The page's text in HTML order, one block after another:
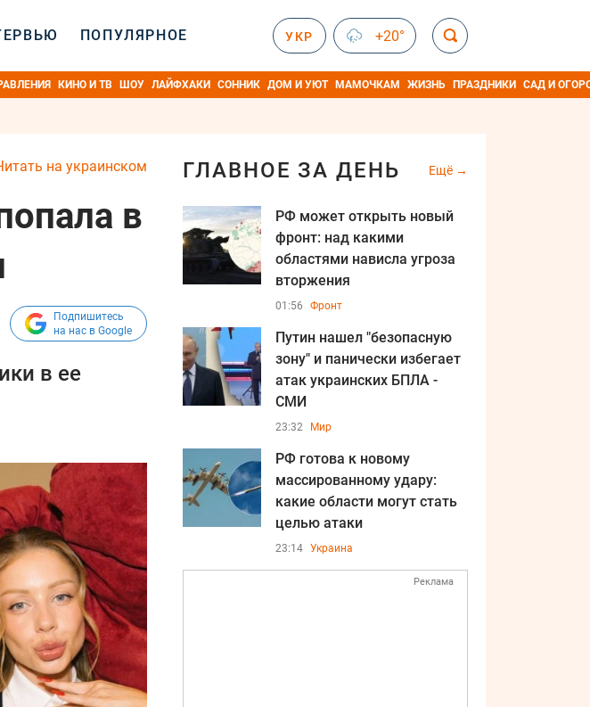
ПОПУЛЯРНОЕ УКР +20°
КИНО И ТВ ШОУ ЛАЙФХАКИ СОННИК ДОМ И УЮТ МАМОЧКАМ ЖИЗНЬ ПРАЗДНИКИ САД И
на украинском
в
Подпишитесь
на нас в Google
в ее
ГЛАВНОЕ ЗА ДЕНЬ Ещё
РФ может открыть новый
фронт: над какими
областями нависла угроза
вторжения
01:56 Фронт
Путин нашел "безопасную
зону" и панически избегает
атак украинских БПЛА -
СМИ
23:32 Мир
РФ готова к новому
массированному удару:
какие области могут стать
целью атаки
23:14 Украина
Реклама